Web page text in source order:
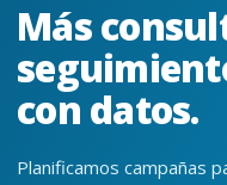
Más
con datos.
Planificamos campañas